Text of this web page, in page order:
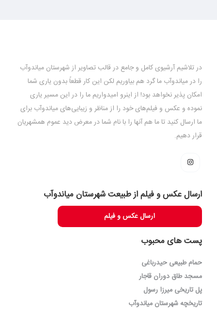
در تلاشیم آرشیوی کامل و جامع در قالب تصاویر از شهرستان میاندوآب
را در میاندوآب ما گرد هم بیاوریم لکن این کار قطعاً بدون یاری شما
امکان پذیر نخواهد بود! از اینرو امیدواریم ما را در این مسیر یاری
نموده و عکس و فیلم‌های خود را از مناظر و زیبایی‌های میاندوآب برای
ما ارسال کنید تا ما هم آنها را با نام شما در معرض دید عموم همشهریان
قرار دهیم.
ارسال عکس و فیلم از طبیعت شهرستان میاندوآب
ارسال عکس و فیلم
پست های محبوب
حمام طبیعی حیدرباغی
مسجد طاق دوران قاجار
پل تاریخی میرزا رسول
تاریخچه شهرستان میاندوآب